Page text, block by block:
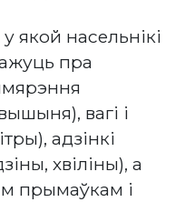
якой насельнікі
пра
вагі і
адзінкі
хвіліны), а
прымаўкам і